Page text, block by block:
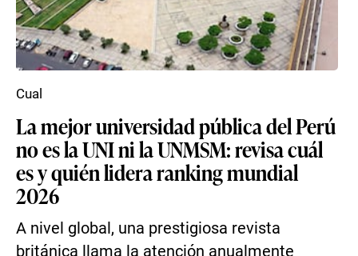
La mejor universidad pública del Perú
no es la UNI ni la UNMSM: revisa cuál
es y quién lidera ranking mundial
2026
A nivel global, una prestigiosa revista
británica llama la atención anualmente
Cual